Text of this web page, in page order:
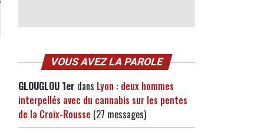
VOUS AVEZ LA PAROLE
GLOUGLOU 1er dans Lyon : deux hommes
interpellés avec du cannabis sur les pentes
de la Croix-Rousse (27 messages)